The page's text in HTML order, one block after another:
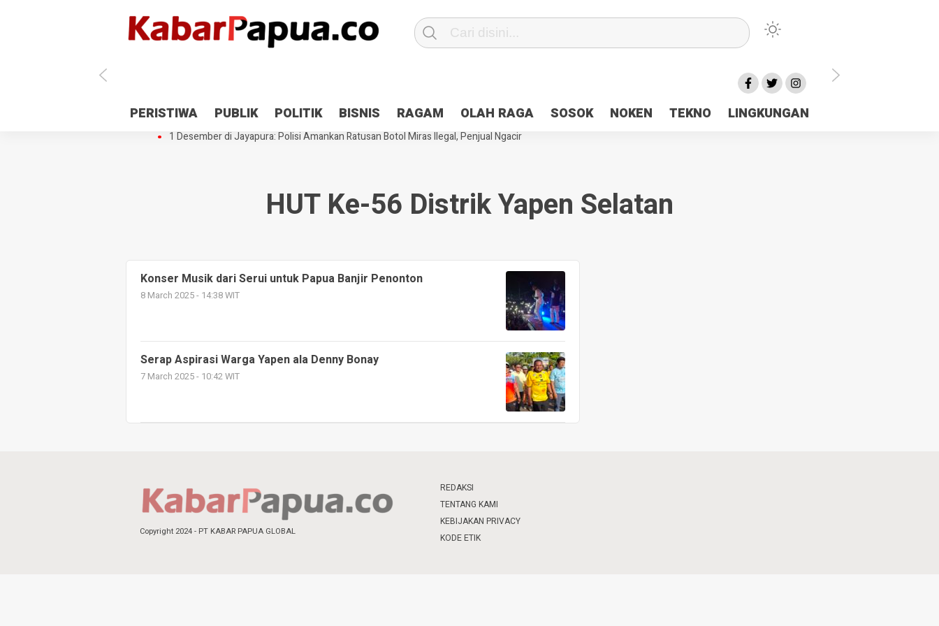
PERISTIWA PUBLIK POLITIK BISNIS RAGAM OLAH RAGA SOSOK NOKEN TEKNO LINGKUNGAN
Antisipasi 1 Desember, TNI Polri Patroli 2×24 jam di Kota Jayapura
Pesan Sejuk Polri di Deklarasi Pemilu Ceria Tanah Papua
Gedung Perpustakaan SMPN 5 Sentani Terbakar
Hibah Pilkada Jayapura Cair 10 Persen, Deposit Kas Daerah Rp23 Miliar Disorot
1 Desember di Jayapura: Polisi Amankan Ratusan Botol Miras Ilegal, Penjual Ngacir
HUT Ke-56 Distrik Yapen Selatan
Konser Musik dari Serui untuk Papua Banjir Penonton
8 March 2025 - 14:38 WIT
Serap Aspirasi Warga Yapen ala Denny Bonay
7 March 2025 - 10:42 WIT
Copyright 2024 - PT KABAR PAPUA GLOBAL
REDAKSI
TENTANG KAMI
KEBIJAKAN PRIVACY
KODE ETIK